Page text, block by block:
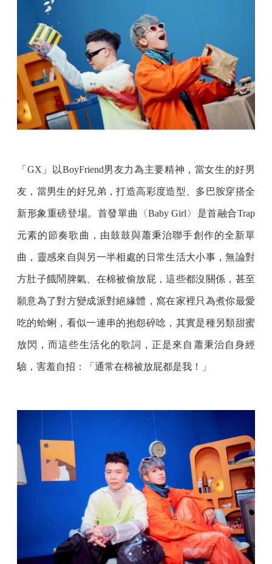
「GX」以BoyFriend男友力為主要精神，當女生的好男
友，當男生的好兄弟，打造高彩度造型、多巴胺穿搭全
新形象重磅登場。首發單曲〈Baby Girl〉是首融合Trap
元素的節奏歌曲，由鼓鼓與蕭秉治聯手創作的全新單
曲，靈感來自與另一半相處的日常生活大小事，無論對
方肚子餓鬧脾氣、在棉被偷放屁，這些都沒關係，甚至
願意為了對方變成派對絕緣體，窩在家裡只為煮你最愛
吃的蛤蜊，看似一連串的抱怨碎唸，其實是種另類甜蜜
放閃，而這些生活化的歌詞，正是來自蕭秉治自身經
驗，害羞自招：「通常在棉被放屁都是我！」